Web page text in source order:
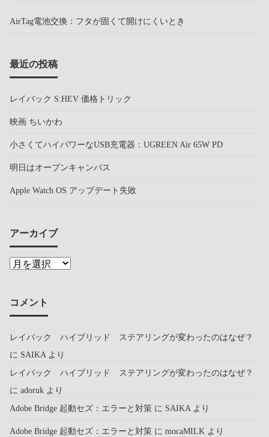
AirTag電池交換：フタが固くて開けにくいとき
最近の投稿
レイバック S:HEV 価格トリック
映画 ちいかわ
小さくてハイパワーなUSB充電器：UGREEN Air 65W PD
明日はオープンキャンパス
Apple Watch OS アップデート失敗
アーカイブ
コメント
レイバック ハイブリッド ステアリングが変わったのはなぜ？
に SAIKA より
レイバック ハイブリッド ステアリングが変わったのはなぜ？
に adoruk より
Adobe Bridge 起動セズ：エラーと対策 に SAIKA より
Adobe Bridge 起動セズ：エラーと対策 に mocaMILK より